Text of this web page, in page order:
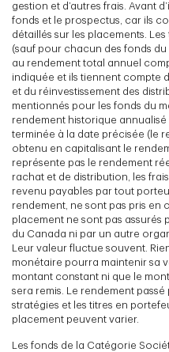
gestion et d’autres frais. Avant
fonds et le prospectus, car ils
détaillés sur les placements.
(sauf pour chacun des fonds
au rendement total annuel
indiquée et ils tiennent compte
et du réinvestissement des
mentionnés pour les fonds du
rendement historique
terminée à la date précisée (le
obtenu en capitalisant le
représente pas le rendement
rachat et de distribution, les
revenu payables par tout
rendement, ne sont pas pris en
placement ne sont pas assurés
du Canada ni par un autre
Leur valeur fluctue souvent.
monétaire pourra maintenir sa
montant constant ni que le
sera remis. Le rendement
stratégies et les titres en
placement peuvent varier.
Les fonds de la Catégorie